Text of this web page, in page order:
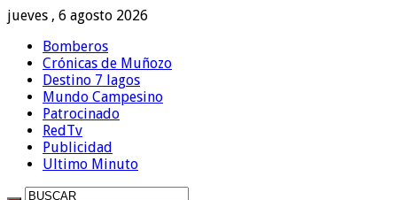
jueves , 6 agosto 2026
Bomberos
Crónicas de Muñozo
Destino 7 lagos
Mundo Campesino
Patrocinado
RedTv
Publicidad
Ultimo Minuto